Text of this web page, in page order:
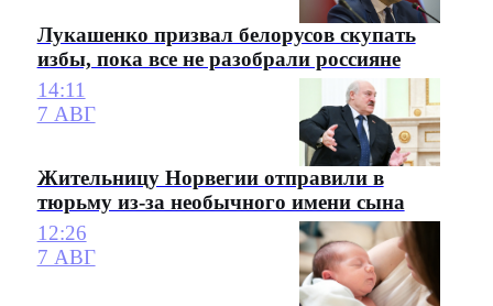
Лукашенко призвал белорусов скупать
избы, пока все не разобрали россияне
14:11
7 АВГ
Жительницу Норвегии отправили в
тюрьму из-за необычного имени сына
12:26
7 АВГ